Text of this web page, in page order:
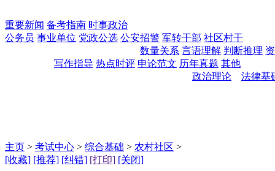
重要新闻 备考指南 时事政治
公务员 事业单位 党政公选 公安招警 军转干部 社区村干
数量关系 言语理解 判断推理
写作指导 热点时评 申论范文 历年真题 其他
政治理论
法律基
主页 > 考试中心 > 综合基础 > 农村社区 >
[收藏] [推荐] [纠错] [打印] [关闭]